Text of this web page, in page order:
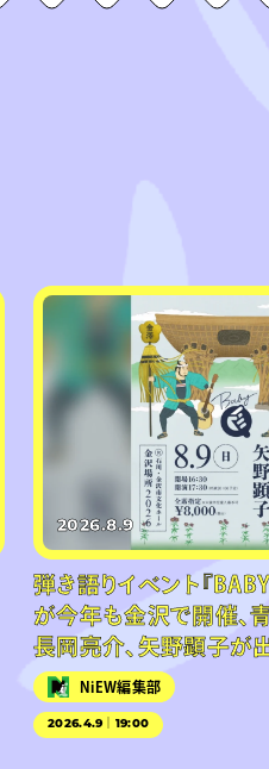
2026.8.9
弾き語りイベント『BABY
が今年も金沢で開催、
長岡亮介、矢野顕子が出
NiEW編集部
2026.4.9｜19:00